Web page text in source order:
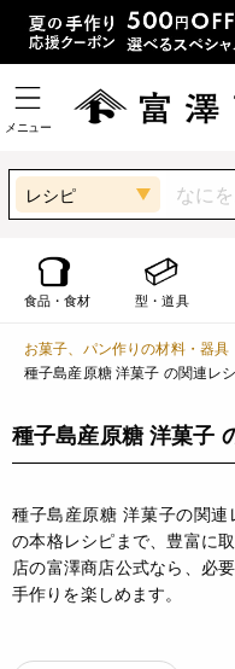
メニュー
レシピ
食品・食材 型・道具
お菓子、パン作りの材料・器具
種子島産原糖 洋菓子 の関連レ
種子島産原糖 洋菓子
種子島産原糖 洋菓子の関
の本格レシピまで、豊富に
店の富澤商店公式なら、必
手作りを楽しめます。